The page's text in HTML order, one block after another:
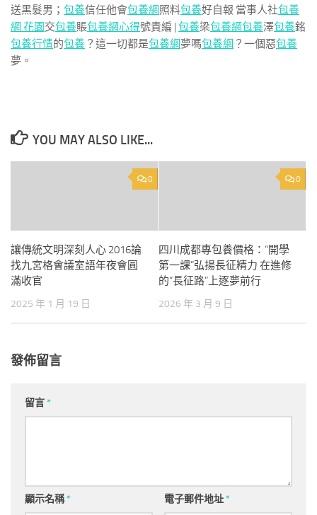
送黑髮男； 包養信任他會包養網照料包養好自報 當事人社包養
網 花園交包養賬包養網心得號責編 | 包養梁包養網包養澤包養銘
包養行情的包養 ？這一切都是包養網夢嗎包養網 ？一個惡包養
夢。
YOU MAY ALSO LIKE...
0
讓傳統文明深刻人心 2016論
找九宮格會議室語年夜會圓
滿收官
2025 年 1 月 19 日
0
四川成都專包養價格：“開學
第一課”弘揚長征精力 在進修
的“長征路”上逐夢前行
2026 年 3 月 9 日
發佈留言
留言*
顯示名稱* 電子郵件地址*